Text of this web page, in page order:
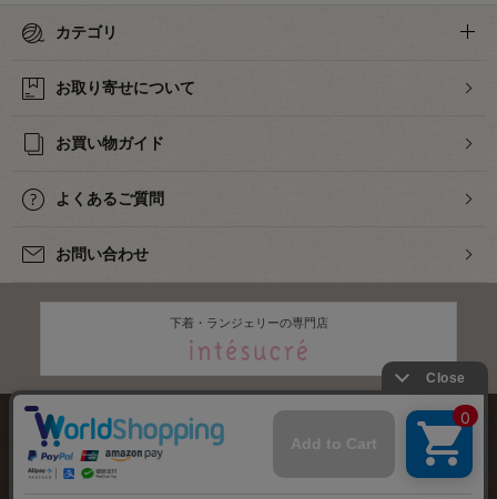
カテゴリ
お取り寄せについて
お買い物ガイド
よくあるご質問
お問い合わせ
下着・ランジェリーの専門店
株式会社オカダヤ
特定商取引法に基づく表記 プライバシーポリシー サイトマップ